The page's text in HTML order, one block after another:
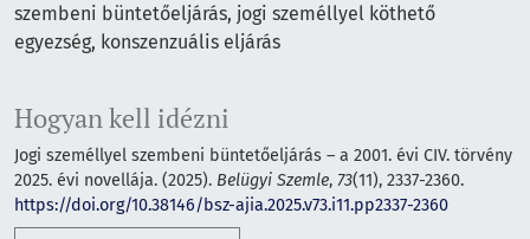
szembeni büntetőeljárás, jogi személlyel köthető
egyezség, konszenzuális eljárás
Hogyan kell idézni
Jogi személlyel szembeni büntetőeljárás – a 2001. évi CIV. törvény
2025. évi novellája. (2025). Belügyi Szemle, 73(11), 2337-2360.
https://doi.org/10.38146/bsz-ajia.2025.v73.i11.pp2337-2360